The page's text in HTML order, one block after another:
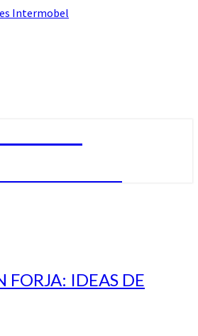
Intermobel
FORJA: IDEAS DE